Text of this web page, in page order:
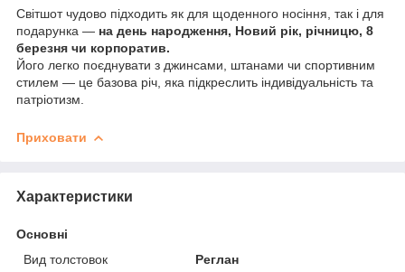
Світшот чудово підходить як для щоденного носіння, так і для
подарунка — на день народження, Новий рік, річницю, 8
березня чи корпоратив.
Його легко поєднувати з джинсами, штанами чи спортивним
стилем — це базова річ, яка підкреслить індивідуальність та
патріотизм.
Приховати
Характеристики
Основні
Вид толстовок
Реглан